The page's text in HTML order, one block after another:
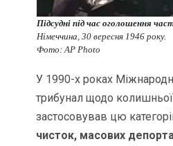
Підсудні під час оголошення
Німеччина, 30 вересня 1946 року.
Фото: AP Photo
У 1990-х роках
трибунал щодо
застосовував цю
чисток, масових